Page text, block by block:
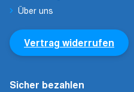
Über uns
Vertrag widerrufen
Sicher bezahlen